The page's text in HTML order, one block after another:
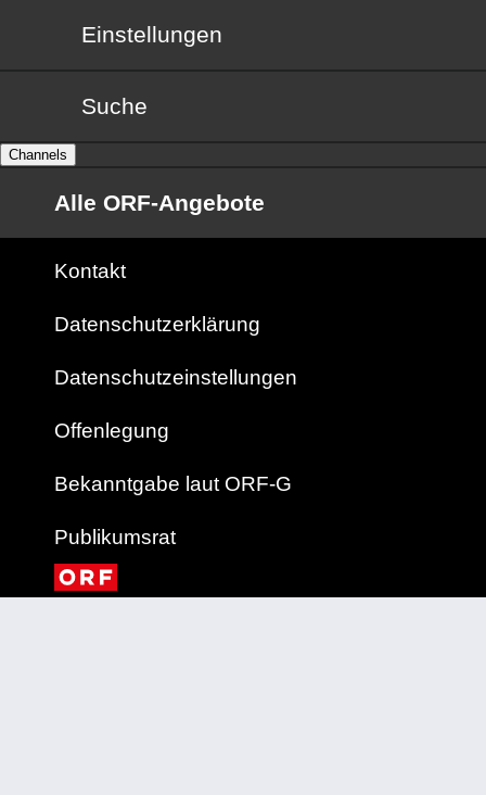
Einstellungen
Suche
Channels
Alle ORF-Angebote
Kontakt
Datenschutzerklärung
Datenschutzeinstellungen
Offenlegung
Bekanntgabe laut ORF-G
Publikumsrat